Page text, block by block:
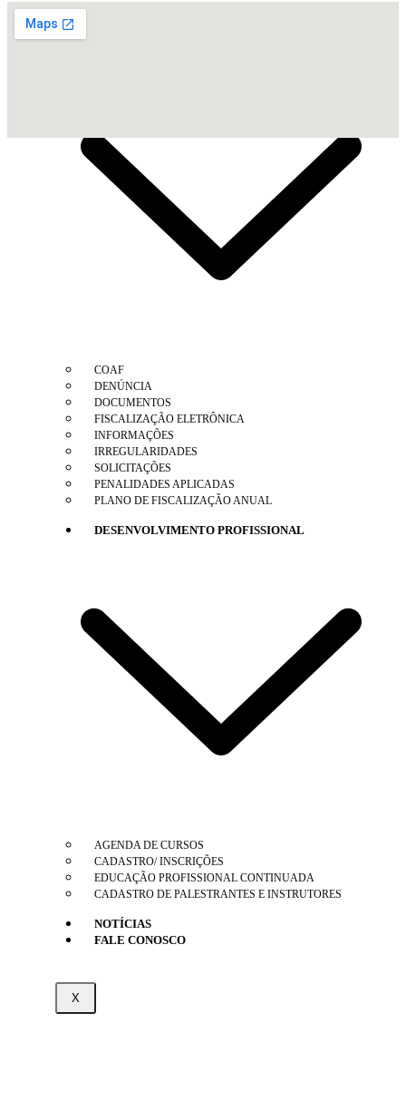
COAF
DENÚNCIA
DOCUMENTOS
FISCALIZAÇÃO ELETRÔNICA
INFORMAÇÕES
IRREGULARIDADES
SOLICITAÇÕES
PENALIDADES APLICADAS
PLANO DE FISCALIZAÇÃO ANUAL
DESENVOLVIMENTO PROFISSIONAL
AGENDA DE CURSOS
CADASTRO/ INSCRIÇÕES
EDUCAÇÃO PROFISSIONAL CONTINUADA
CADASTRO DE PALESTRANTES E INSTRUTORES
NOTÍCIAS
FALE CONOSCO
X